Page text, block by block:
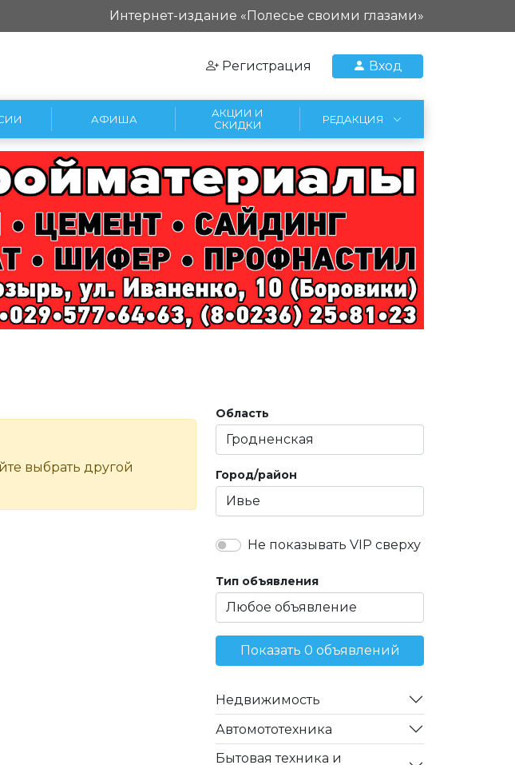
Интернет-издание «Полесье своими глазами»
Регистрация Вход
АФИША
АКЦИИ И
СКИДКИ
РЕДАКЦИЯ
выбрать другой
Область
Город/район
Не показывать VIP сверху
Тип объявления
Показать 0 объявлений
Недвижимость
Автомототехника
Бытовая техника и